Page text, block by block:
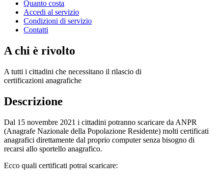
Quanto costa
Accedi al servizio
Condizioni di servizio
Contatti
A chi è rivolto
A tutti i cittadini che necessitano il rilascio di
certificazioni anagrafiche
Descrizione
Dal 15 novembre 2021 i cittadini potranno scaricare da ANPR
(Anagrafe Nazionale della Popolazione Residente) molti certificati
anagrafici direttamente dal proprio computer senza bisogno di
recarsi allo sportello anagrafico.
Ecco quali certificati potrai scaricare: